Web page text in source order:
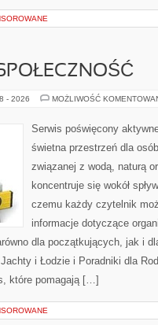
- 2026 MOŻLIWOŚĆ
Serwis poświęcony
świetna przestrzeń dla
związanej z wodą, naturą
koncentruje się wokół
czemu każdy czytelnik
informacje dotyczące
dla początkujących, jak i
i Łodzie i Poradniki dla
które pomagają […]